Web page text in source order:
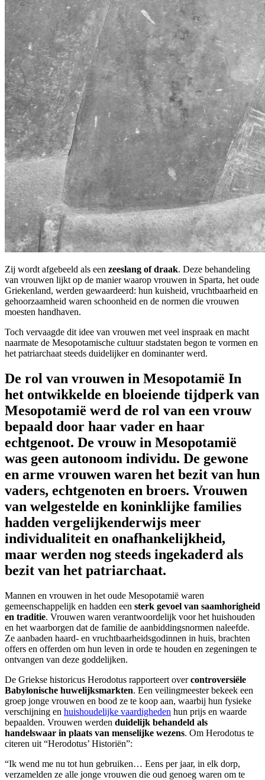
Zij wordt afgebeeld als een zeeslang of draak. Deze behandeling
van vrouwen lijkt op de manier waarop vrouwen in Sparta, het oude
Griekenland, werden gewaardeerd: hun kuisheid, vruchtbaarheid en
gehoorzaamheid waren schoonheid en de normen die vrouwen
moesten handhaven.
Toch vervaagde dit idee van vrouwen met veel inspraak en macht
naarmate de Mesopotamische cultuur stadstaten begon te vormen en
het patriarchaat steeds duidelijker en dominanter werd.
De rol van vrouwen in Mesopotamië In
het ontwikkelde en bloeiende tijdperk van
Mesopotamië werd de rol van een vrouw
bepaald door haar vader en haar
echtgenoot. De vrouw in Mesopotamië
was geen autonoom individu. De gewone
en arme vrouwen waren het bezit van hun
vaders, echtgenoten en broers. Vrouwen
van welgestelde en koninklijke families
hadden vergelijkenderwijs meer
individualiteit en onafhankelijkheid,
maar werden nog steeds ingekaderd als
bezit van het patriarchaat.
Mannen en vrouwen in het oude Mesopotamië waren
gemeenschappelijk en hadden een sterk gevoel van saamhorigheid
en traditie. Vrouwen waren verantwoordelijk voor het huishouden
en het waarborgen dat de familie de aanbiddingsnormen naleefde.
Ze aanbaden haard- en vruchtbaarheidsgodinnen in huis, brachten
offers en offerden om hun leven in orde te houden en zegeningen te
ontvangen van deze goddelijken.
De Griekse historicus Herodotus rapporteert overcontroversiële
Babylonische huwelijksmarkten. Een veilingmeester bekeek een
groep jonge vrouwen en bood ze te koop aan, waarbij hun fysieke
verschijning en huishoudelijke vaardigheden hun prijs en waarde
bepaalden. Vrouwen werden duidelijk behandeld als
handelswaar in plaats van menselijke wezens. Om Herodotus te
citeren uit “Herodotus’ Historiën”:
“Ik wend me nu tot hun gebruiken… Eens per jaar, in elk dorp,
verzamelden ze alle jonge vrouwen die oud genoeg waren om te